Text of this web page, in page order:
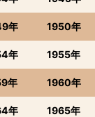
年 1950年
年 1955年
年 1960年
年 1965年